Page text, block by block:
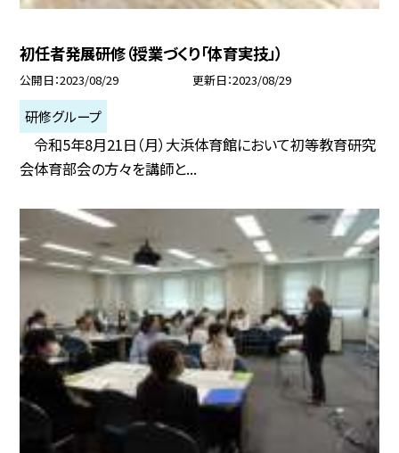
初任者発展研修（授業づくり「体育実技」）
公開日 2023/08/29 更新日 2023/08/29
研修グループ
令和5年8月21日（月）大浜体育館において初等教育研究
会体育部会の方々を講師と...